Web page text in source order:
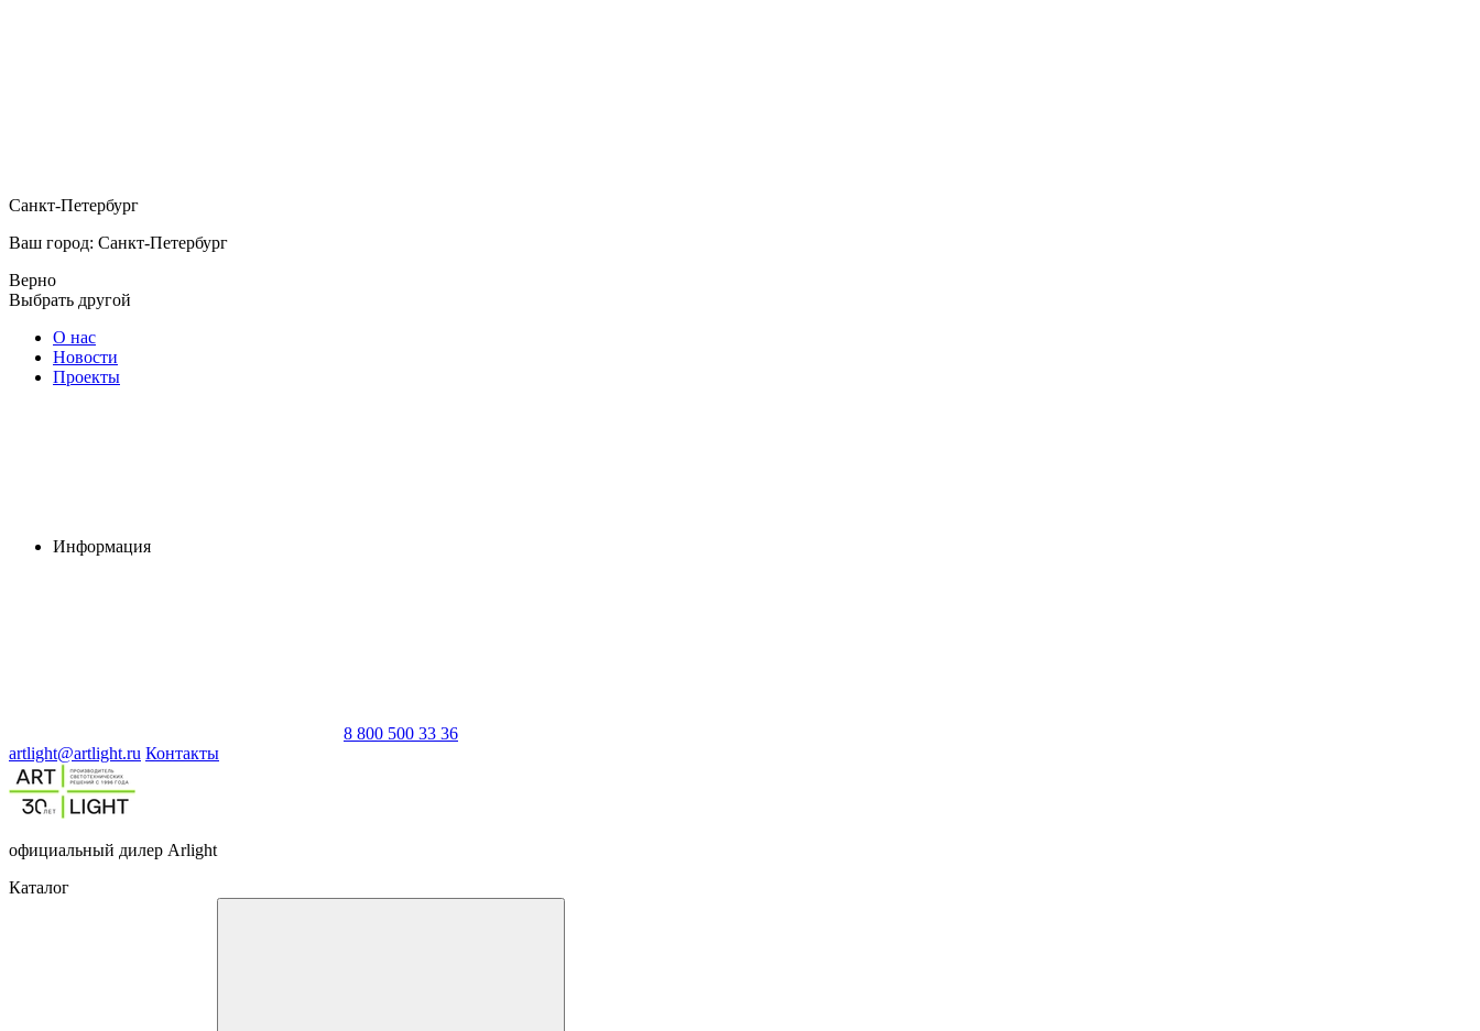
Санкт-Петербург
Ваш город: Санкт-Петербург
Верно
Выбрать другой
О нас
Новости
Проекты
Информация
8 800 500 33 36
artlight@artlight.ru Контакты
официальный дилер Arlight
Каталог